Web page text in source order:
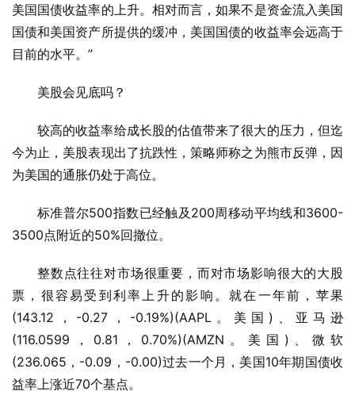
美国国债收益率的上升。相对而言，如果不是资金流入美国
国债和美国资产所提供的缓冲，美国国债的收益率会远高于
目前的水平。”
美股会见底吗？
较高的收益率给成长股的估值带来了很大的压力，但迄
今为止，美股表现出了抗跌性，策略师称之为熊市反弹，因
为美国的通胀仍处于高位。
标准普尔500指数已经触及200周移动平均线和3600-
3500点附近的50%回撤位。
整数点往往对市场很重要，而对市场影响很大的大股
票，很容易受到利率上升的影响。就在一年前，苹果
(143.12，-0.27，-0.19%)(AAPL。美国)、亚马逊
(116.0599，0.81，0.70%)(AMZN。美国)、微软
(236.065，-0.09，-0.00)过去一个月，美国10年期国债收
益率上涨近70个基点。